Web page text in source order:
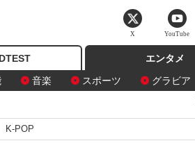
エンタメ
音楽 スポーツ グラビア
K-POP
X YouTube